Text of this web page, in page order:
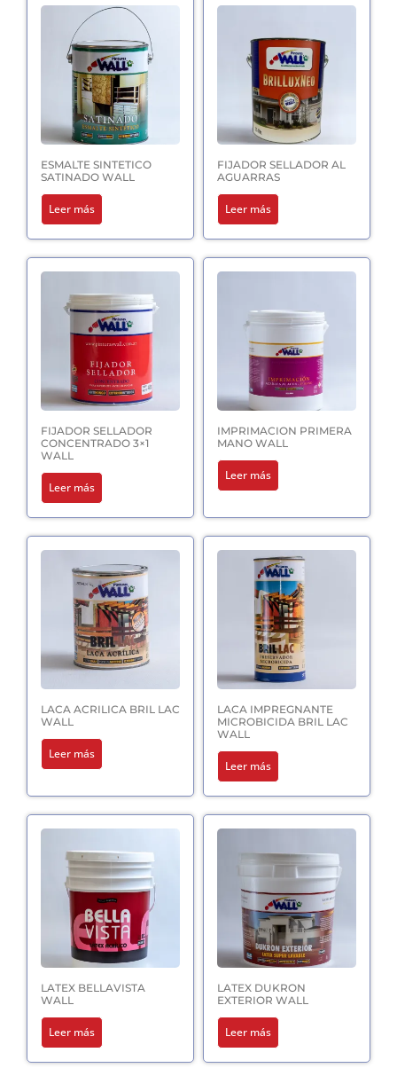
ESMALTE SINTETICO
SATINADO WALL
Leer más
FIJADOR SELLADOR AL
AGUARRAS
Leer más
FIJADOR SELLADOR
CONCENTRADO 3×1
WALL
Leer más
IMPRIMACION PRIMERA
MANO WALL
Leer más
LACA ACRILICA BRIL LAC
WALL
Leer más
LACA IMPREGNANTE
MICROBICIDA BRIL LAC
WALL
Leer más
LATEX BELLAVISTA
WALL
Leer más
LATEX DUKRON
EXTERIOR WALL
Leer más